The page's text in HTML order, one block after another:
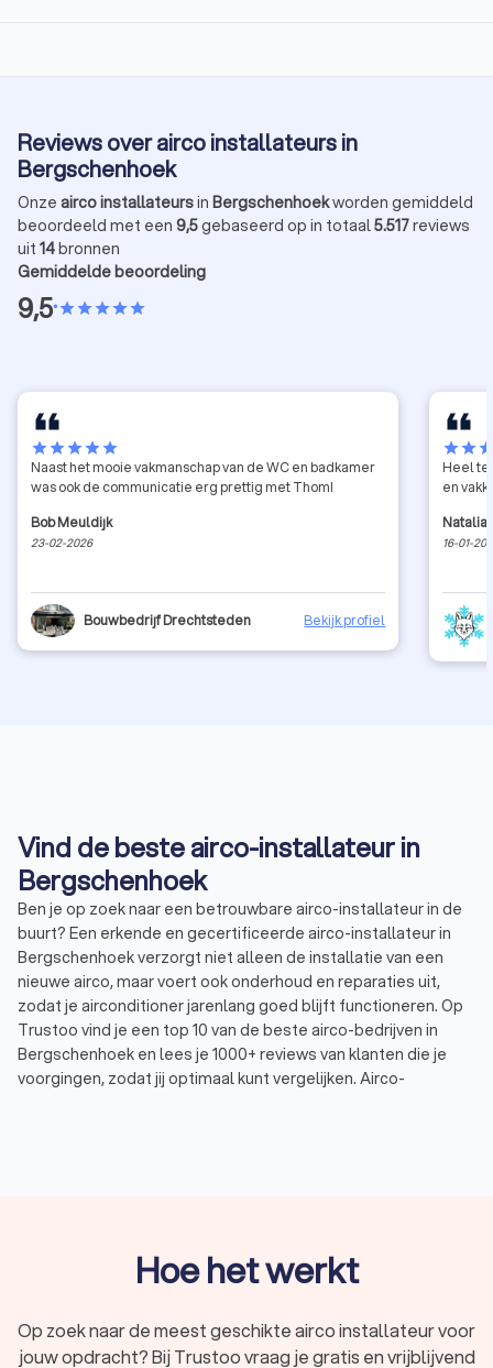
Reviews over airco installateurs in
Bergschenhoek
Onze airco installateursin Bergschenhoekworden gemiddeld
beoordeeld met een 9,5gebaseerd op in totaal5.517reviews
uit 14bronnen
Gemiddelde beoordeling
9,5•starstarstarstarstar
starstarstarstarstar
Naast het mooie vakmanschap van de WC en badkamer
was ook de communicatie erg prettig met Thom!
Bob Meuldijk
23-02-2026
Bouwbedrijf Drechtsteden Bekijk profiel
starstar
Heel
en
Natalia
16-01-
Vind de beste airco-installateur in
Bergschenhoek
Ben je op zoek naar een betrouwbare airco-installateur in de
buurt? Een erkende en gecertificeerde airco-installateur in
Bergschenhoek verzorgt niet alleen de installatie van een
nieuwe airco, maar voert ook onderhoud en reparaties uit,
zodat je airconditioner jarenlang goed blijft functioneren. Op
Trustoo vind je een top 10 van de beste airco-bedrijven in
Bergschenhoek en lees je 1000+ reviews van klanten die je
voorgingen, zodat jij optimaal kunt vergelijken. Airco-
Wat doet een airco-installateur in
Het kiezen van de juiste professional is belangrijk voor een
optimale werking en efficiëntie van je airconditioning.
Hoe het werkt
Op zoek naar de meest geschikte airco installateur voor
jouw opdracht? Bij Trustoo vraag je gratis en vrijblijvend